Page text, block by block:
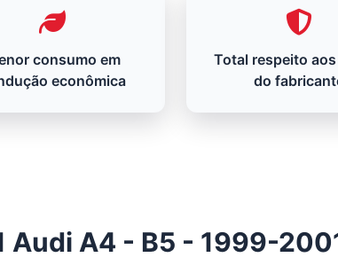
consumo em
econômica
Total respeito
do
Audi A4 - B5 - 1999-